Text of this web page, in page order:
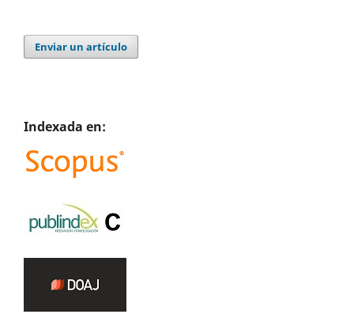
Enviar un artículo
Indexada en: